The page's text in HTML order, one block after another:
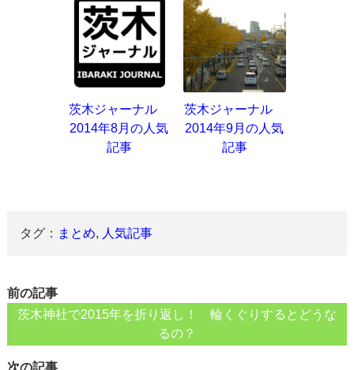
茨木ジャーナル
2014年8月の人気
記事
茨木ジャーナル
2014年9月の人気
記事
タグ： まとめ, 人気記事
前の記事
茨木神社で2015年を折り返し！ 輪くぐりするとどうな
るの？
次の記事